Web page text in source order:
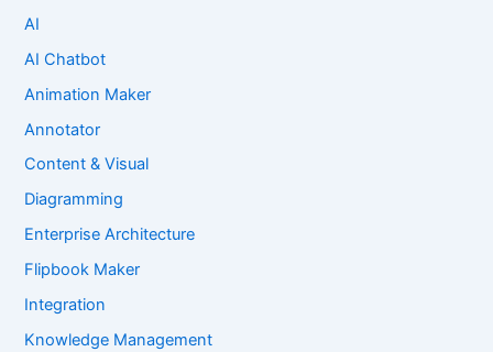
AI
AI Chatbot
Animation Maker
Annotator
Content & Visual
Diagramming
Enterprise Architecture
Flipbook Maker
Integration
Knowledge Management